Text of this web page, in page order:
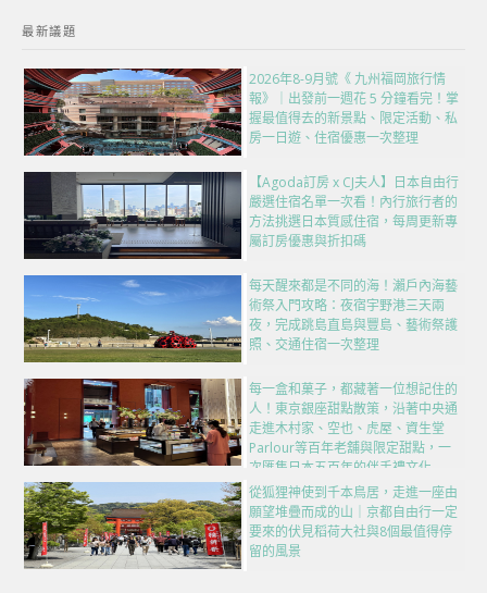
最新議題
2026年8-9月號《 九州福岡旅行情
報》｜出發前一週花 5 分鐘看完！掌
握最值得去的新景點、限定活動、私
房一日遊、住宿優惠一次整理
【Agoda訂房 x CJ夫人】日本自由行
嚴選住宿名單一次看！內行旅行者的
方法挑選日本質感住宿，每周更新專
屬訂房優惠與折扣碼
每天醒來都是不同的海！瀨戶內海藝
術祭入門攻略：夜宿宇野港三天兩
夜，完成跳島直島與豐島、藝術祭護
照、交通住宿一次整理
每一盒和菓子，都藏著一位想記住的
人！東京銀座甜點散策，沿著中央通
走進木村家、空也、虎屋、資生堂
Parlour等百年老舖與限定甜點，一
次匯集日本五百年的伴手禮文化
從狐狸神使到千本鳥居，走進一座由
願望堆疊而成的山｜京都自由行一定
要來的伏見稻荷大社與8個最值得停
留的風景